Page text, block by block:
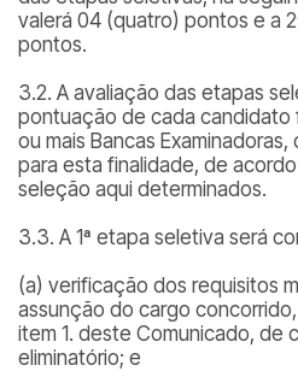
valerá 04 (quatro) pontos e a
pontos.
3.2. A avaliação das etapas
pontuação de cada candidato
ou mais Bancas
para esta finalidade, de
seleção aqui determinados.
3.3. A 1ª etapa seletiva será
(a) verificação dos requisitos
assunção do cargo
item 1. deste Comunicado, de
eliminatório; e